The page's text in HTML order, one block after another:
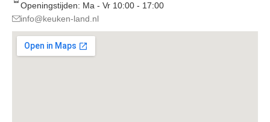
Openingstijden: Ma - Vr 10:00 - 17:00
info@keuken-land.nl